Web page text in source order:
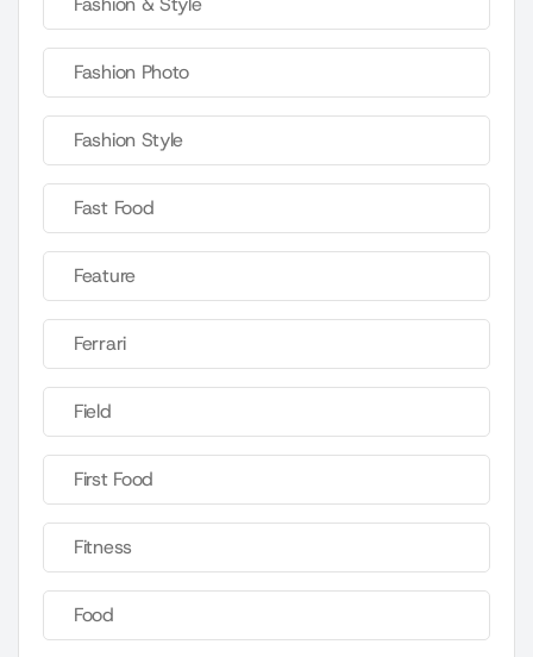
Fashion Photo
Fashion Style
Fast Food
Feature
Ferrari
Field
First Food
Fitness
Food